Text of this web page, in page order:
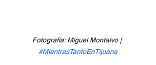
Fotografía: Miguel Montalvo |
#MientrasTantoEnTijuana